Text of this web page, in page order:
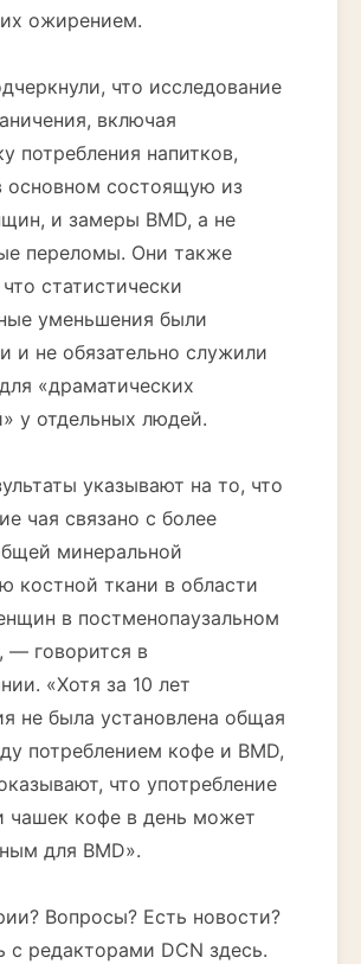
ожирением.
что исследование
включая
потребления напитков,
основном состоящую из
и замеры BMD, а не
переломы. Они также
статистически
уменьшения были
и не обязательно служили
«драматических
у отдельных людей.
указывают на то, что
чая связано с более
минеральной
костной ткани в области
в постменопаузальном
— говорится в
«Хотя за 10 лет
не была установлена общая
потреблением кофе и BMD,
что употребление
чашек кофе в день может
для BMD».
Вопросы? Есть новости?
с редакторами DCN здесь.